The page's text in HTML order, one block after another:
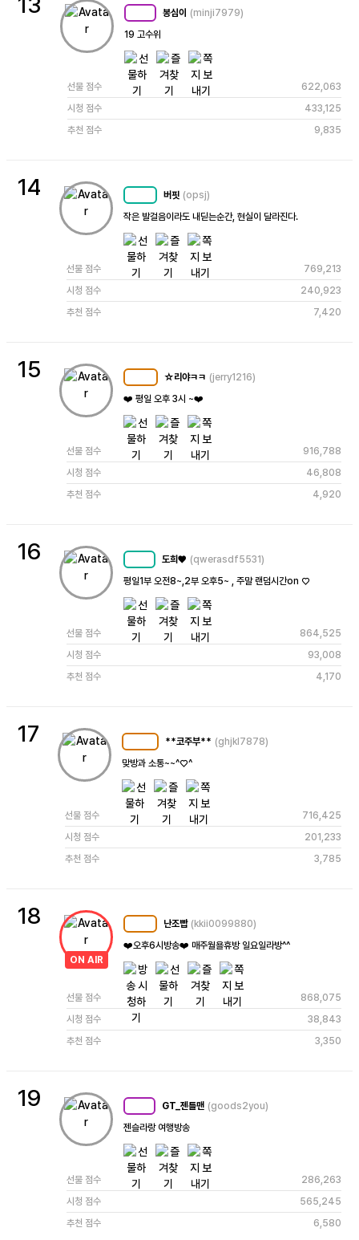
봉심이 (minji7979)
19 고수위
선물 점수
622,063
시청 점수
433,125
추천 점수
9,835
14 버핏 (opsj)
작은 발걸음이라도 내딛는순간, 현실이 달라진다.
선물 점수
769,213
시청 점수
240,923
추천 점수
7,420
15 ☆리야ㅋㅋ (jerry1216)
❤️ 평일 오후 3시 ~❤️
선물 점수
916,788
시청 점수
46,808
추천 점수
4,920
16 도희♥ (qwerasdf5531)
평일1부 오전8~,2부 오후5~ , 주말 랜덤시간on ♡
선물 점수
864,525
시청 점수
93,008
추천 점수
4,170
17 **코주부** (ghjkl7878)
맞방과 소통~~^♡^
선물 점수
716,425
시청 점수
201,233
추천 점수
3,785
18
ON AIR
난조빱 (kkii0099880)
❤️오후6시방송❤️ 매주월욜휴방 일요일라방^^
선물 점수
868,075
시청 점수
38,843
추천 점수
3,350
19 GT_젠틀맨 (goods2you)
젠슬라랑 여행방송
선물 점수
286,263
시청 점수
565,245
추천 점수
6,580